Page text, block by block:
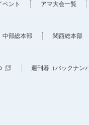
ベント アマ大会一覧
中部総本部 関西総本部
週刊碁（バックナン